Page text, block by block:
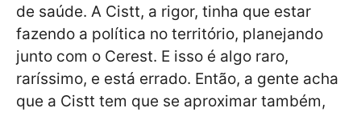
de saúde. A Cistt, a rigor, tinha que estar
fazendo a política no território, planejando
junto com o Cerest. E isso é algo raro,
raríssimo, e está errado. Então, a gente acha
que a Cistt tem que se aproximar também,